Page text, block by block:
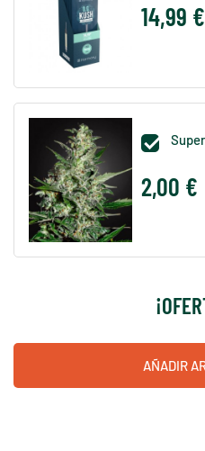
14,99 €

2,00 €
AÑADIR